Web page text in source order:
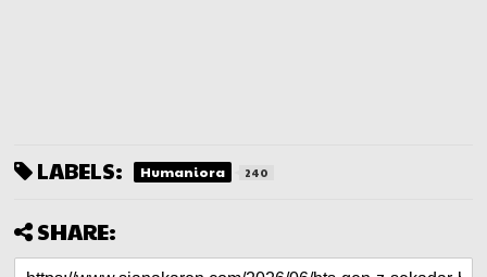
LABELS: Humaniora 240
SHARE: